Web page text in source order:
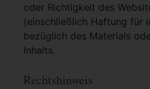
oder Richtigkeit des
(einschließlich Haftung für
bezüglich des Materials
Inhalts.
Rechtshinweis